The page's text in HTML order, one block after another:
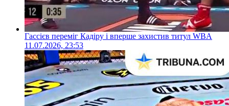
Гассієв переміг Кадіру і вперше захистив титул WBA
11.07.2026, 23:53